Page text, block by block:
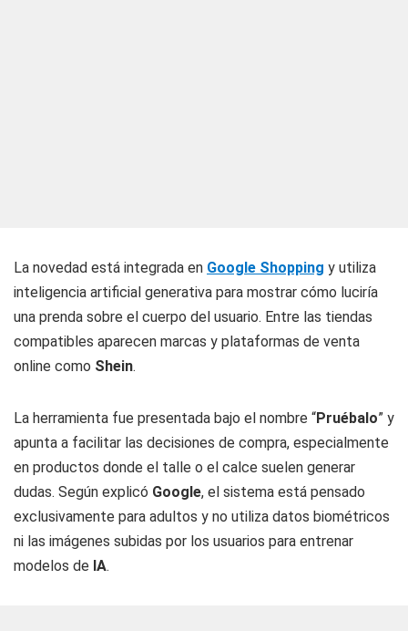
La novedad está integrada en Google Shopping y utiliza
inteligencia artificial generativa para mostrar cómo luciría
una prenda sobre el cuerpo del usuario. Entre las tiendas
compatibles aparecen marcas y plataformas de venta
online como Shein.
La herramienta fue presentada bajo el nombre “Pruébalo” y
apunta a facilitar las decisiones de compra, especialmente
en productos donde el talle o el calce suelen generar
dudas. Según explicó Google, el sistema está pensado
exclusivamente para adultos y no utiliza datos biométricos
ni las imágenes subidas por los usuarios para entrenar
modelos de IA.